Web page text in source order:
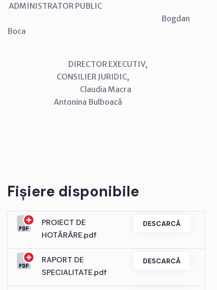
ADMINISTRATOR PUBLIC
Bogdan
Boca
DIRECTOR EXECUTIV,
CONSILIER JURIDIC,
Claudia Macra
Antonina Bulboacă
Fișiere disponibile
PROIECT DE
HOTĂRÂRE.pdf
DESCARCĂ
RAPORT DE
SPECIALITATE.pdf
DESCARCĂ